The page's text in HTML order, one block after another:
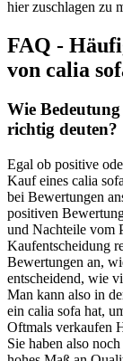
hier zuschlagen zu
FAQ -
von calia
Wie
richtig deuten?
Egal ob positive
Kauf eines calia
bei Bewertungen
positiven
und Nachteile vom
Kaufentscheidung
Bewertungen an,
entscheidend, wie
Man kann also in
ein calia sofa hat,
Oftmals verkaufen
Sie haben also